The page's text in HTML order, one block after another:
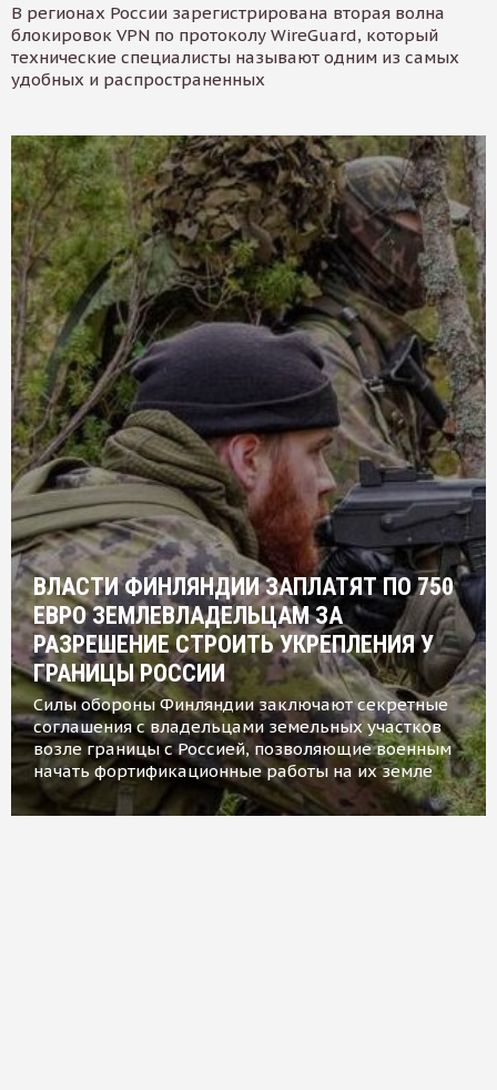
В регионах России зарегистрирована вторая волна
блокировок VPN по протоколу WireGuard, который
технические специалисты называют одним из самых
удобных и распространенных
ВЛАСТИ ФИНЛЯНДИИ ЗАПЛАТЯТ ПО 750
ЕВРО ЗЕМЛЕВЛАДЕЛЬЦАМ ЗА
РАЗРЕШЕНИЕ СТРОИТЬ УКРЕПЛЕНИЯ У
ГРАНИЦЫ РОССИИ
Силы обороны Финляндии заключают секретные
соглашения с владельцами земельных участков
возле границы с Россией, позволяющие военным
начать фортификационные работы на их земле